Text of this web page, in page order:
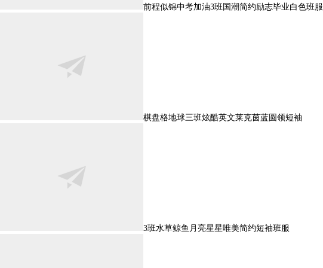
前程似锦中考加油3班国潮简约励志毕业白色班服
棋盘格地球三班炫酷英文莱克茵蓝圆领短袖
3班水草鲸鱼月亮星星唯美简约短袖班服